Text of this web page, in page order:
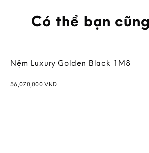
Có thể bạn
Nệm Luxury Golden Black 1M8
56,070,000VND